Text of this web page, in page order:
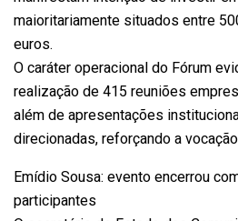
maioritariamente situados entre
euros.
O caráter operacional do Fórum
realização de 415 reuniões
além de apresentações
direcionadas, reforçando a
Emídio Sousa: evento encerrou
participantes